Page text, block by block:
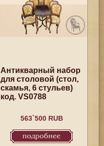
Антикварный набор
для столовой (стол,
скамья, 6 стульев)
код. VS0788
563`500 RUB
подробнее